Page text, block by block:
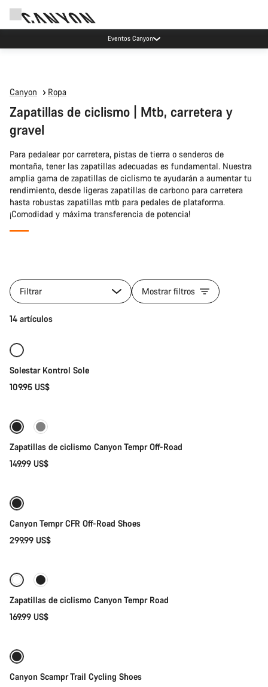
Eventos Canyon
Canyon Ropa
Zapatillas de ciclismo | Mtb, carretera y
gravel
Para pedalear por carretera, pistas de tierra o senderos de
montaña, tener las zapatillas adecuadas es fundamental. Nuestra
amplia gama de zapatillas de ciclismo te ayudarán a aumentar tu
rendimiento, desde ligeras zapatillas de carbono para carretera
hasta robustas zapatillas mtb para pedales de plataforma.
¡Comodidad y máxima transferencia de potencia!
los
productos
la
Zapatillas
de
ciclismo
|
y
gravel
Filtrar Mostrar filtros
14 artículos
Solestar Kontrol Sole
109.95 US$
Nuevo
Zapatillas de ciclismo Canyon Tempr Off-Road
149.99 US$
Canyon Tempr CFR Off-Road Shoes
299.99 US$
Disponible
Zapatillas de ciclismo Canyon Tempr Road
169.99 US$
Canyon Scampr Trail Cycling Shoes